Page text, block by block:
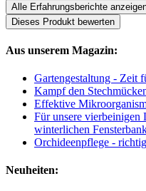
Alle Erfahrungsberichte
Dieses Produkt bewerten
Aus unserem Magazin:
Gartengestaltung - Zeit
Kampf den
Effektive
Für unsere
winterlichen
Orchideenpflege -
Neuheiten: